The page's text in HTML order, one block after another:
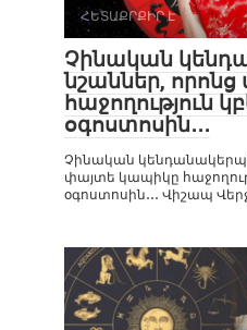
ՀԵՏԱՔՐՔԻՐ Է
Չինական
նշաններ,
հաջողություն
օգոստոսին․․․
Չինական
փայտե կապիկը
օգոստոսին․․․ Վիշապ